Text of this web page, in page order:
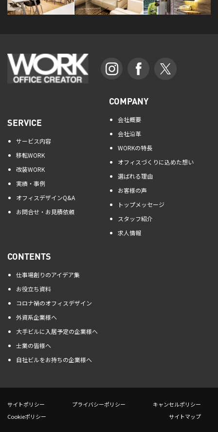
SERVICE
サービス内容
移転WORK
改装WORK
実績・事例
オフィスデザインQ&A
お問合せ・お見積依頼
COMPANY
会社概要
会社沿革
WORKの特長
オフィスづくりに込めた想い
選ばれる理由
お客様の声
トップメッセージ
スタッフ紹介
求人情報
CONTENTS
仕事場創りのアイデア集
お役立ち資料
コロナ禍のオフィスデザイン
外資系企業様へ
大手ビルに入居予定の企業様へ
士業の皆様へ
自社ビルをお持ちの企業様へ
サイトポリシー プライバシーポリシー
キャンセルポリシー
Cookieポリシー
サイトマップ